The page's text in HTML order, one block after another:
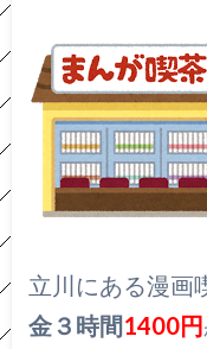
立川にある漫画
金３時間1400円